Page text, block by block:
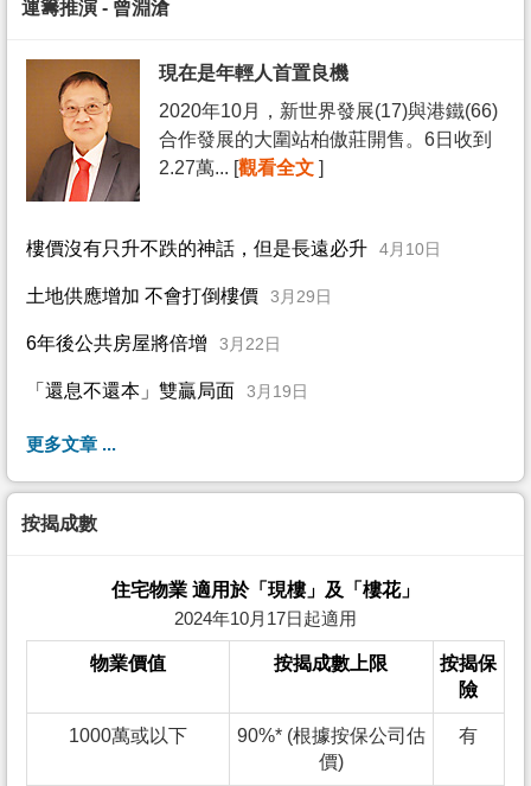
運籌推演 - 曾淵滄
現在是年輕人首置良機
2020年10月，新世界發展(17)與港鐵(66)
合作發展的大圍站柏傲莊開售。6日收到
2.27萬... [觀看全文 ]
樓價沒有只升不跌的神話，但是長遠必升 4月10日
土地供應增加 不會打倒樓價 3月29日
6年後公共房屋將倍增 3月22日
「還息不還本」雙贏局面 3月19日
更多文章 ...
按揭成數
住宅物業 適用於「現樓」及「樓花」
2024年10月17日起適用
物業價值 按揭成數上限
按揭保
險
1000萬或以下
90%* (根據按保公司估
價)
有